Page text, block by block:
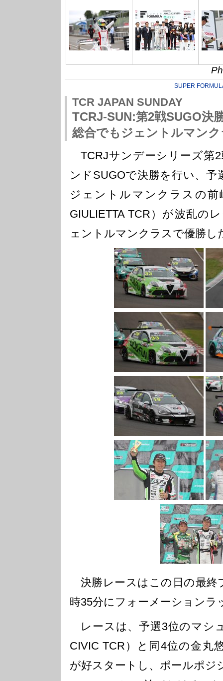
SUPER
TCR JAPAN SUNDAY
TCRJ-SUN:第2戦SUGO決
総合でもジェントルマン
TCRJサンデーシリーズ第
ンドSUGOで決勝を行い、
ジェントルマンクラスの前
GIULIETTA TCR）が波乱の
ェントルマンクラスで優勝し
決勝レースはこの日の最終
時35分にフォーメーションラ
レースは、予選3位のマシ
CIVIC TCR）と同4位の金丸
が好スタートし、ポールポジ